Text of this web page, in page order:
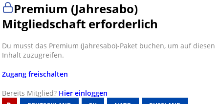
Premium (Jahresabo)
Mitgliedschaft erforderlich
Du musst das Premium (Jahresabo)-Paket buchen, um auf diesen
Inhalt zuzugreifen.
Zugang freischalten
Bereits Mitglied? Hier einloggen